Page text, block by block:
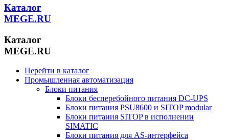
Каталог
MEGE.RU
Каталог
MEGE.RU
Перейти в каталог
Промышленная автоматизация
Блоки питания
Блоки бесперебойного питания DC-UPS
Блоки питания PSU8600 и SITOP modular
Блоки питания SITOP в исполнении
SIMATIC
Блоки питания для AS-интерфейса